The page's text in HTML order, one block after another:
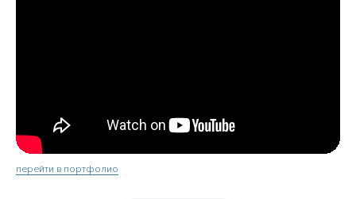
перейти в портфолио